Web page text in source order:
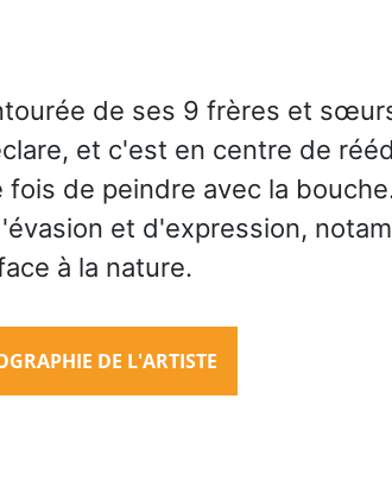
de ses 9 frères et
et c'est en centre de
de peindre avec la
et d'expression,
à la nature.
DE L'ARTISTE